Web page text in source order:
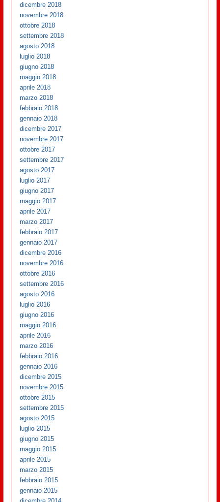
dicembre 2018
novembre 2018
ottobre 2018
settembre 2018
agosto 2018
luglio 2018
giugno 2018
maggio 2018
aprile 2018
marzo 2018
febbraio 2018
gennaio 2018
dicembre 2017
novembre 2017
ottobre 2017
settembre 2017
agosto 2017
luglio 2017
giugno 2017
maggio 2017
aprile 2017
marzo 2017
febbraio 2017
gennaio 2017
dicembre 2016
novembre 2016
ottobre 2016
settembre 2016
agosto 2016
luglio 2016
giugno 2016
maggio 2016
aprile 2016
marzo 2016
febbraio 2016
gennaio 2016
dicembre 2015
novembre 2015
ottobre 2015
settembre 2015
agosto 2015
luglio 2015
giugno 2015
maggio 2015
aprile 2015
marzo 2015
febbraio 2015
gennaio 2015